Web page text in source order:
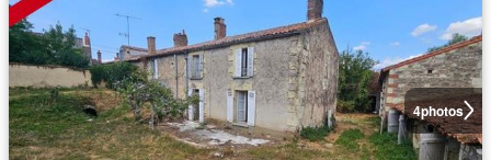
4photos